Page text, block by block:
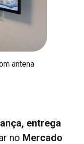
antena
entrega
no Mercado